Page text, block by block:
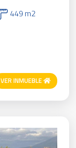
449 m2
VER INMUEBLE